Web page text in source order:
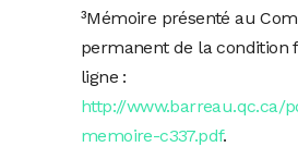
³Mémoire présenté au
permanent de la condition
ligne :
http://www.barreau.qc.ca/
memoire-c337.pdf.